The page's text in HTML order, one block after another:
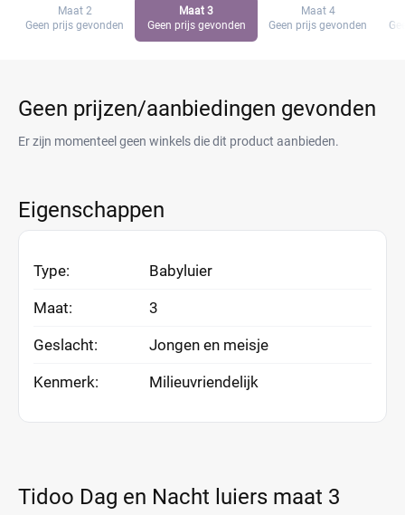
Maat 2
Geen prijs gevonden
Maat 3
Geen prijs gevonden
Maat 4
Geen prijs gevonden
Geen prijzen/aanbiedingen gevonden
Er zijn momenteel geen winkels die dit product aanbieden.
Eigenschappen
Type: Babyluier
Maat: 3
Geslacht: Jongen en meisje
Kenmerk: Milieuvriendelijk
Tidoo Dag en Nacht luiers maat 3